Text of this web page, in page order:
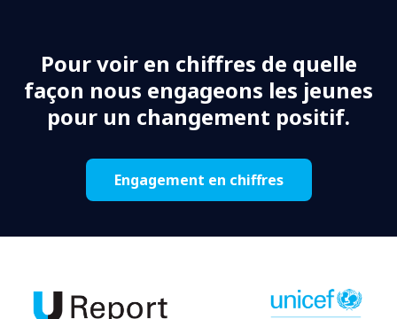
Pour voir en chiffres de quelle
façon nous engageons les jeunes
pour un changement positif.
Engagement en chiffres